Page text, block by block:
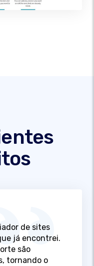
de sites
já encontrei.
são
tornando o